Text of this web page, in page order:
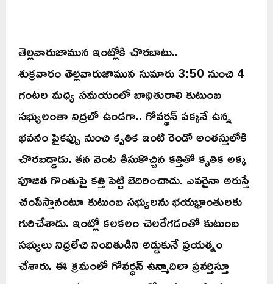
తెల్లవారుజామున ఇంట్లోకి చొరబాటు..
శుక్రవారం తెల్లవారుజామున సుమారు 3:50 నుంచి 4
గంటల మధ్య సమయంలో బాధితురాలి కుటుంబ
సభ్యులంతా నిద్రలో ఉండగా.. గోవర్ధన్ పక్కనే ఉన్న
భవనం పైకప్పు నుంచి కృతిక ఇంటి రెండో అంతస్తులోకి
చొరబడ్డాడు. తన వెంట తీసుకొచ్చిన కత్తితో కృతిక అక్క
పూజిత గొంతుపై కత్తి పెట్టి బెదిరించాడు. ఎవరైనా అరుస్తే
చంపేస్తానంటూ కుటుంబ సభ్యులను భయభ్రాంతులకు
గురిచేశాడు. ఇంట్లో కలకలం చెలరేగడంతో కుటుంబ
సభ్యులు నిద్రలేచి నిందితుడిని అడ్డుకునే ప్రయత్నం
చేశారు. ఈ క్రమంలో గోవర్ధన్ ఉన్మాదిలా ప్రవర్తిస్తూ